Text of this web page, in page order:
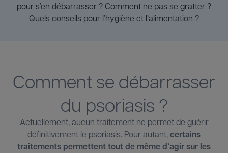
pour s’en débarrasser ? Comment ne pas se gratter ?
Quels conseils pour l’hygiène et l’alimentation ?
Comment se débarrasser
du psoriasis ?
Actuellement, aucun traitement ne permet de guérir
définitivement le psoriasis. Pour autant, certains
traitements permettent tout de même d’agir sur les